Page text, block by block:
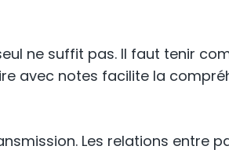
ne suffit pas. Il faut tenir
avec notes facilite la
Les relations entre